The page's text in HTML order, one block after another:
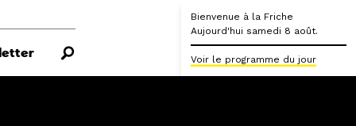
Bienvenue à la Friche
Aujourd'hui samedi 8 août.
Voir le programme du jour